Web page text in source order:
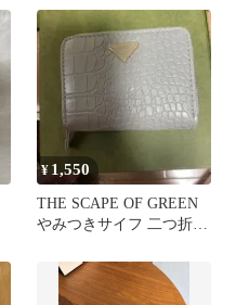
¥ 1,550
THE SCAPE OF GREEN
やみつきサイフ 二つ折